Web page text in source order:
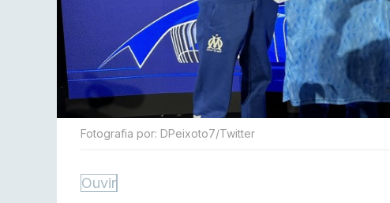
Fotografia por: DPeixoto7/Twitter
Ouvir